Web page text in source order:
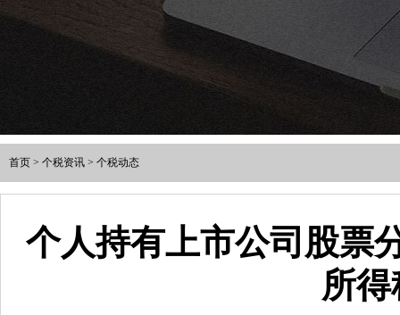
首页 > 个税资讯 > 个税动态
个人持有上市公司股票
所